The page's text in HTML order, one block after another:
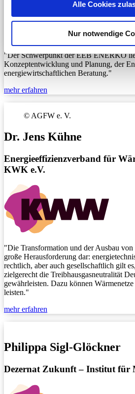
Alle Cookies
Nur notwendige
"Der Schwerpunkt der EEB ENERKO
Konzeptentwicklung und Planung, der
energiewirtschaftlichen Beratung."
mehr erfahren
© AGFW e. V.
Dr. Jens Kühne
Energieeffizienzverband für
KWK e.V.
"Die Transformation und der Ausbau von
große Herausforderung dar:
rechtlich, aber auch gesellschaftlich gilt
zielgerecht die Treibhausgasneutralität
gewährleisten. Dazu können
leisten."
mehr erfahren
Philippa Sigl-Glöckner
Dezernat Zukunft – Institut für